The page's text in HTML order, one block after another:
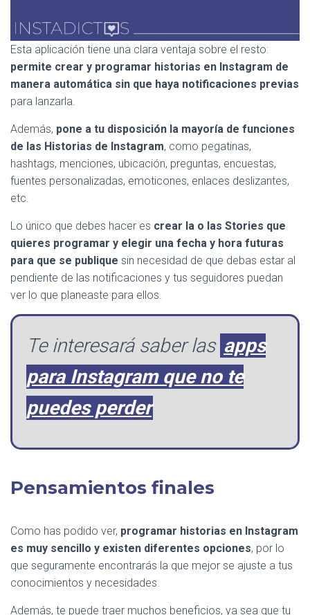
Esta aplicación tiene una clara ventaja sobre el resto:
permite crear y programar historias en Instagram de
manera automática sin que haya notificaciones previas
para lanzarla.
Además, pone a tu disposición la mayoría de funciones
de las Historias de Instagram, como pegatinas,
hashtags, menciones, ubicación, preguntas, encuestas,
fuentes personalizadas, emoticones, enlaces deslizantes,
etc.
Lo único que debes hacer es crear la o las Stories que
quieres programar y elegir una fecha y hora futuras
para que se publique sin necesidad de que debas estar al
pendiente de las notificaciones y tus seguidores puedan
ver lo que planeaste para ellos.
Te interesará saber las apps
para Instagram que no te
puedes perder
Pensamientos finales
Como has podido ver, programar historias en Instagram
es muy sencillo y existen diferentes opciones, por lo
que seguramente encontrarás la que mejor se ajuste a tus
conocimientos y necesidades.
Además, te puede traer muchos beneficios, ya sea que tu